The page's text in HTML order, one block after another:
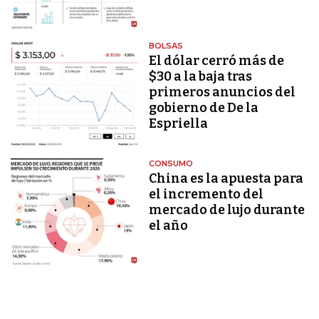
BOLSAS
El dólar cerró más de
$30 a la baja tras
primeros anuncios del
gobierno de De la
Espriella
CONSUMO
China es la apuesta para
el incremento del
mercado de lujo durante
el año